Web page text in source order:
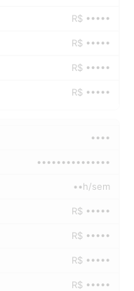
R$ •••••
R$ •••••
R$ •••••
R$ •••••
••••
•••••••••••••••
••h/sem
R$ •••••
R$ •••••
R$ •••••
R$ •••••